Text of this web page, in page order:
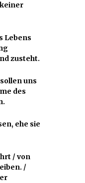
Lebens
zusteht.
uns
des
ehe sie
/ von
/